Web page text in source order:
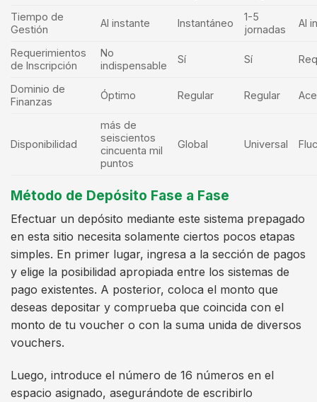
Tiempo de
Gestión
Al instante Instantáneo
1-5
jornadas
Al
Requerimientos
de Inscripción
No
indispensable
Sí Sí
Dominio de
Finanzas
Óptimo Regular Regular
Disponibilidad
más de
seiscientos
cincuenta mil
puntos
Global Universal
Método de Depósito Fase a Fase
Efectuar un depósito mediante este sistema prepagado
en esta sitio necesita solamente ciertos pocos etapas
simples. En primer lugar, ingresa a la sección de pagos
y elige la posibilidad apropiada entre los sistemas de
pago existentes. A posterior, coloca el monto que
deseas depositar y comprueba que coincida con el
monto de tu voucher o con la suma unida de diversos
vouchers.
Luego, introduce el número de 16 números en el
espacio asignado, asegurándote de escribirlo